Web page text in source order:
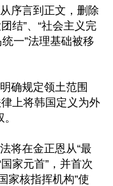
序言到正文，删除
结”、“社会主义完
一”法理基础被移
确规定领土范围
上将韩国定义为外
将在金正恩从“最
家元首”，并首次
家核指挥机构”使